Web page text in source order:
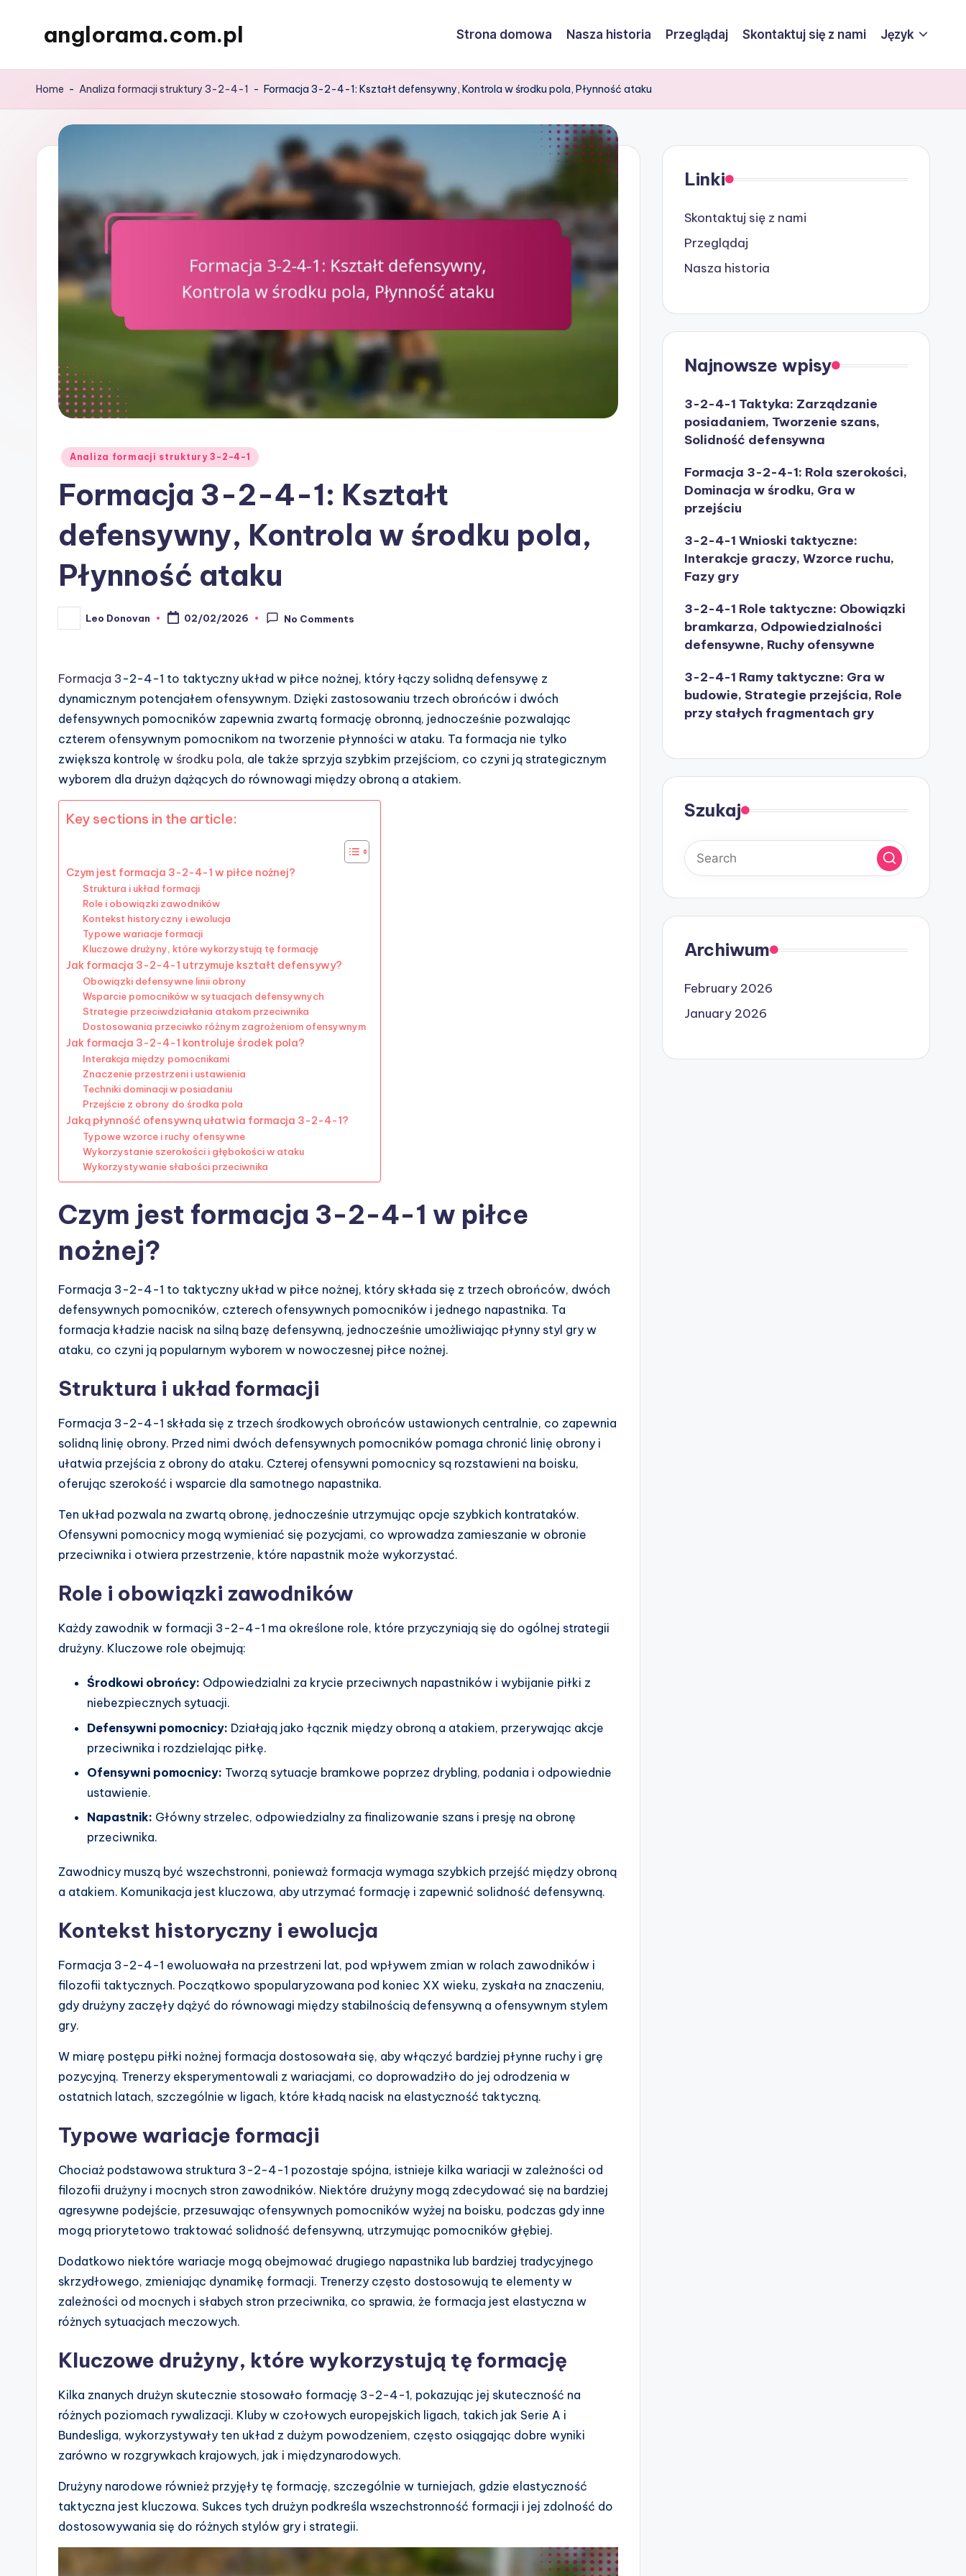
anglorama.com.pl Strona domowa Nasza historia Przeglądaj Skontaktuj się z nami Język
Home - Analiza formacji struktury 3-2-4-1 - Formacja 3-2-4-1: Kształt defensywny, Kontrola w środku pola, Płynność ataku
Posted
Analiza formacji struktury 3-2-4-1
Formacja 3-2-4-1: Kształt
defensywny, Kontrola w środku pola,
Płynność ataku
Posted
by
Leo Donovan 02/02/2026 No Comments
Formacja 3 -2-4-1 to taktyczny układ w piłce nożnej, który łączy solidną defensywę z
dynamicznym potencjałem ofensywnym. Dzięki zastosowaniu trzech obrońców i dwóch
defensywnych pomocników zapewnia zwartą formację obronną, jednocześnie pozwalając
czterem ofensywnym pomocnikom na tworzenie płynności w ataku. Ta formacja nie tylko
zwiększa kontrolę w środku pola, ale także sprzyja szybkim przejściom, co czyni ją strategicznym
wyborem dla drużyn dążących do równowagi między obroną a atakiem.
Key sections in the article:
Czym jest formacja 3-2-4-1 w piłce nożnej?
Struktura i układ formacji
Role i obowiązki zawodników
Kontekst historyczny i ewolucja
Typowe wariacje formacji
Kluczowe drużyny, które wykorzystują tę formację
Jak formacja 3-2-4-1 utrzymuje kształt defensywy?
Obowiązki defensywne linii obrony
Wsparcie pomocników w sytuacjach defensywnych
Strategie przeciwdziałania atakom przeciwnika
Dostosowania przeciwko różnym zagrożeniom ofensywnym
Jak formacja 3-2-4-1 kontroluje środek pola?
Interakcja między pomocnikami
Znaczenie przestrzeni i ustawienia
Techniki dominacji w posiadaniu
Przejście z obrony do środka pola
Jaką płynność ofensywną ułatwia formacja 3-2-4-1?
Typowe wzorce i ruchy ofensywne
Wykorzystanie szerokości i głębokości w ataku
Wykorzystywanie słabości przeciwnika
Czym jest formacja 3-2-4-1 w piłce
nożnej?
Formacja 3-2-4-1 to taktyczny układ w piłce nożnej, który składa się z trzech obrońców, dwóch
defensywnych pomocników, czterech ofensywnych pomocników i jednego napastnika. Ta
formacja kładzie nacisk na silną bazę defensywną, jednocześnie umożliwiając płynny styl gry w
ataku, co czyni ją popularnym wyborem w nowoczesnej piłce nożnej.
Struktura i układ formacji
Formacja 3-2-4-1 składa się z trzech środkowych obrońców ustawionych centralnie, co zapewnia
solidną linię obrony. Przed nimi dwóch defensywnych pomocników pomaga chronić linię obrony i
ułatwia przejścia z obrony do ataku. Czterej ofensywni pomocnicy są rozstawieni na boisku,
oferując szerokość i wsparcie dla samotnego napastnika.
Ten układ pozwala na zwartą obronę, jednocześnie utrzymując opcje szybkich kontrataków.
Ofensywni pomocnicy mogą wymieniać się pozycjami, co wprowadza zamieszanie w obronie
przeciwnika i otwiera przestrzenie, które napastnik może wykorzystać.
Role i obowiązki zawodników
Każdy zawodnik w formacji 3-2-4-1 ma określone role, które przyczyniają się do ogólnej strategii
drużyny. Kluczowe role obejmują:
Środkowi obrońcy: Odpowiedzialni za krycie przeciwnych napastników i wybijanie piłki z
niebezpiecznych sytuacji.
Defensywni pomocnicy: Działają jako łącznik między obroną a atakiem, przerywając akcje
przeciwnika i rozdzielając piłkę.
Ofensywni pomocnicy: Tworzą sytuacje bramkowe poprzez drybling, podania i odpowiednie
ustawienie.
Napastnik: Główny strzelec, odpowiedzialny za finalizowanie szans i presję na obronę
przeciwnika.
Zawodnicy muszą być wszechstronni, ponieważ formacja wymaga szybkich przejść między obroną
a atakiem. Komunikacja jest kluczowa, aby utrzymać formację i zapewnić solidność defensywną.
Kontekst historyczny i ewolucja
Formacja 3-2-4-1 ewoluowała na przestrzeni lat, pod wpływem zmian w rolach zawodników i
filozofii taktycznych. Początkowo spopularyzowana pod koniec XX wieku, zyskała na znaczeniu,
gdy drużyny zaczęły dążyć do równowagi między stabilnością defensywną a ofensywnym stylem
gry.
W miarę postępu piłki nożnej formacja dostosowała się, aby włączyć bardziej płynne ruchy i grę
pozycyjną. Trenerzy eksperymentowali z wariacjami, co doprowadziło do jej odrodzenia w
ostatnich latach, szczególnie w ligach, które kładą nacisk na elastyczność taktyczną.
Typowe wariacje formacji
Chociaż podstawowa struktura 3-2-4-1 pozostaje spójna, istnieje kilka wariacji w zależności od
filozofii drużyny i mocnych stron zawodników. Niektóre drużyny mogą zdecydować się na bardziej
agresywne podejście, przesuwając ofensywnych pomocników wyżej na boisku, podczas gdy inne
mogą priorytetowo traktować solidność defensywną, utrzymując pomocników głębiej.
Dodatkowo niektóre wariacje mogą obejmować drugiego napastnika lub bardziej tradycyjnego
skrzydłowego, zmieniając dynamikę formacji. Trenerzy często dostosowują te elementy w
zależności od mocnych i słabych stron przeciwnika, co sprawia, że formacja jest elastyczna w
różnych sytuacjach meczowych.
Kluczowe drużyny, które wykorzystują tę formację
Kilka znanych drużyn skutecznie stosowało formację 3-2-4-1, pokazując jej skuteczność na
różnych poziomach rywalizacji. Kluby w czołowych europejskich ligach, takich jak Serie A i
Bundesliga, wykorzystywały ten układ z dużym powodzeniem, często osiągając dobre wyniki
zarówno w rozgrywkach krajowych, jak i międzynarodowych.
Drużyny narodowe również przyjęły tę formację, szczególnie w turniejach, gdzie elastyczność
taktyczna jest kluczowa. Sukces tych drużyn podkreśla wszechstronność formacji i jej zdolność do
dostosowywania się do różnych stylów gry i strategii.
Linki
Skontaktuj się z nami
Przeglądaj
Nasza historia
Najnowsze wpisy
3-2-4-1 Taktyka: Zarządzanie
posiadaniem, Tworzenie szans,
Solidność defensywna
Formacja 3-2-4-1: Rola szerokości,
Dominacja w środku, Gra w
przejściu
3-2-4-1 Wnioski taktyczne:
Interakcje graczy, Wzorce ruchu,
Fazy gry
3-2-4-1 Role taktyczne: Obowiązki
bramkarza, Odpowiedzialności
defensywne, Ruchy ofensywne
3-2-4-1 Ramy taktyczne: Gra w
budowie, Strategie przejścia, Role
przy stałych fragmentach gry
Szukaj
Archiwum
February 2026
January 2026